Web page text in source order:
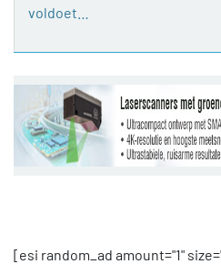
voldoet…
[esi random_ad amount="1"